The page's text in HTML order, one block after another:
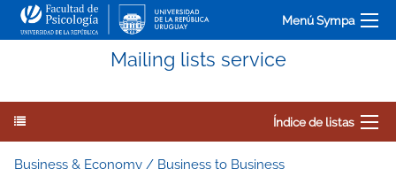
Menú Sympa
Mailing lists service
Índice de listas
Business & Economy / Business to Business